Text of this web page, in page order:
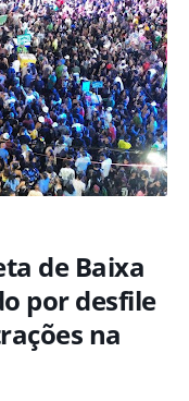
de Baixa
por desfile
na